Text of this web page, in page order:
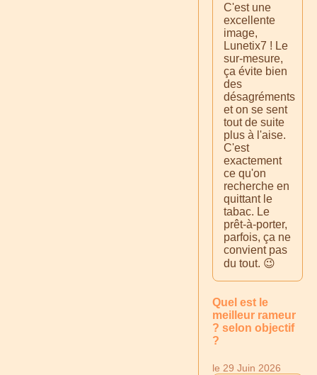
C'est une
excellente
image,
Lunetix7 ! Le
sur-mesure,
ça évite bien
des
désagréments
et on se sent
tout de suite
plus à l'aise.
C'est
exactement
ce qu'on
recherche en
quittant le
tabac. Le
prêt-à-porter,
parfois, ça ne
convient pas
du tout. 😉
Quel est le
meilleur rameur
? selon objectif
?
le 29 Juin 2026